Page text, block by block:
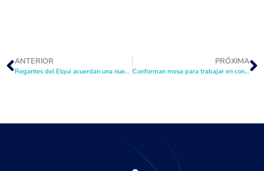
ANTERIOR
Regantes del Elqui acuerdan una nueva disminución en sus dotaciones de agua para esta temporada
PRÓXIMA
Conforman mesa para trabajar en conjunto la situación hídrica en Elqui